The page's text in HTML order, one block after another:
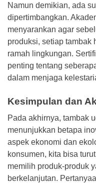
Namun demikian, ada
dipertimbangkan.
menyarankan agar
produksi, setiap tambak
ramah lingkungan.
penting tentang
dalam menjaga
Kesimpulan dan
Pada akhirnya, tambak
menunjukkan betapa
aspek ekonomi dan
konsumen, kita bisa
memilih produk-produk
berkelanjutan.